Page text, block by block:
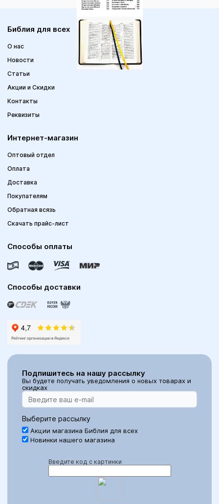
Библия для всех
О нас
Новости
Статьи
Акции и Скидки
Контакты
Реквизиты
Интернет-магазин
Оптовый отдел
Оплата
Доставка
Покупателям
Обратная всязь
Скачать прайс-лист
Способы оплаты
Способы доставки
Подпишитесь на нашу рассылку
Вы будете получать уведомления о новых товарах и
скидках
Выберите рассылку
Акции магазина Библия для всех
Новинки нашего магазина
Введите код с картинки